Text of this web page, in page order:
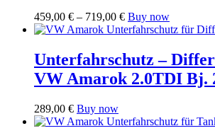
459,00 € – 719,00 €Preisspanne:
459,00 €
719,00 €
Buy nowDieses
Produkt
mehrere
Varianten
auf.
können
auf
Unterfahrschutz –
VW Amarok 2.0TDI Bj.
289,00 € Buy now